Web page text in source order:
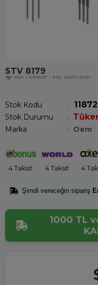
STV 8179
Son 1 saatte 1 kişi satın aldı!
Stok Kodu 11872
Stok Durumu :
Marka : Oem
4 Taksit 4 Taksit 4
Şimdi vereceğin sipariş
1000 TL